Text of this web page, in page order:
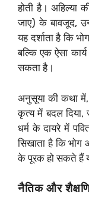
होती है। अहिल्या
जाए) के बावजूद,
यह दर्शाता है कि
बल्कि एक ऐसा
सकता है।
अनुसूया की कथा में,
कृत्य में बदल दिया,
धर्म के दायरे में
सिखाता है कि भोग
के पूरक हो सकते हैं
नैतिक और